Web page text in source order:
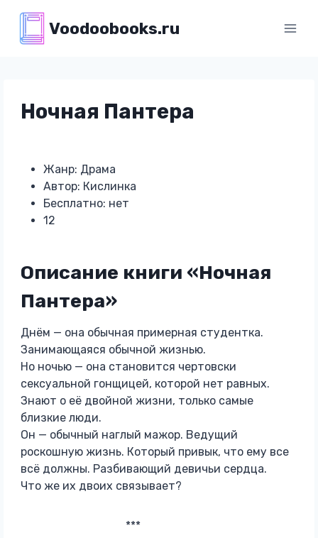
содержимому
Voodoobooks.ru
Ночная Пантера
Жанр: Драма
Автор: Кислинка
Бесплатно: нет
12
Описание книги «Ночная
Пантера»
Днём — она обычная примерная студентка.
Занимающаяся обычной жизнью.
Но ночью — она становится чертовски
сексуальной гонщицей, которой нет равных.
Знают о её двойной жизни, только самые
близкие люди.
Он — обычный наглый мажор. Ведущий
роскошную жизнь. Который привык, что ему все
всё должны. Разбивающий девичьи сердца.
Что же их двоих связывает?
***